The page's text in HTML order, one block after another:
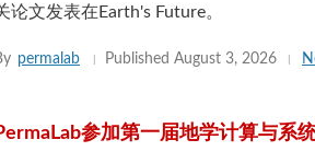
论文发表在Earth's Future。
permalab Published August 3, 2026
参加第一届地学计算与系